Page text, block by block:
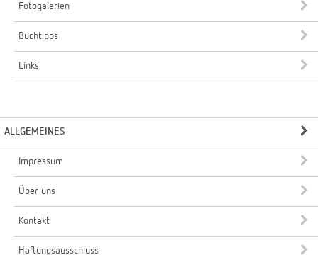
Fotogalerien
Buchtipps
Links
ALLGEMEINES
Impressum
Über uns
Kontakt
Haftungsausschluss